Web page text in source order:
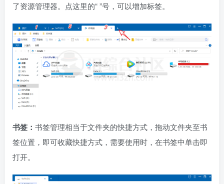
了资源管理器。点这里的“ ”号，可以增加标签。
书签： 书签管理相当于文件夹的快捷方式，拖动文件夹至书
签位置，即可收藏快捷方式，需要使用时，在书签中单击即
打开。